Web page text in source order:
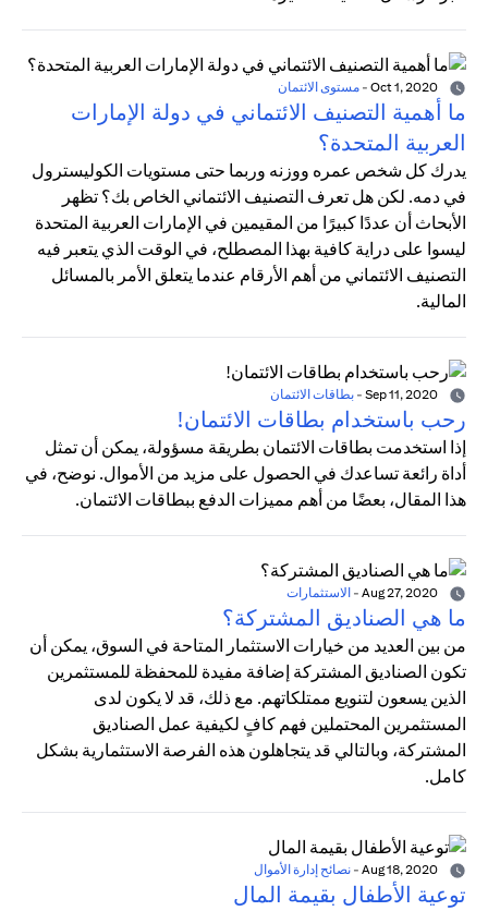
- مستوى الائتمان
ما أهمية التصنيف الائتماني في دولة الإمارات
العربية المتحدة؟
يدرك كل شخص عمره ووزنه وربما حتى مستويات الكوليسترول
في دمه. لكن هل تعرف التصنيف الائتماني الخاص بك؟ تظهر
الأبحاث أن عددًا كبيرًا من المقيمين في الإمارات العربية المتحدة
ليسوا على دراية كافية بهذا المصطلح، في الوقت الذي يتعبر فيه
التصنيف الائتماني من أهم الأرقام عندما يتعلق الأمر بالمسائل
المالية.
- بطاقات الائتمان
رحب باستخدام بطاقات الائتمان!
إذا استخدمت بطاقات الائتمان بطريقة مسؤولة، يمكن أن تمثل
أداة رائعة تساعدك في الحصول على مزيد من الأموال. نوضح، في
هذا المقال، بعضًا من أهم مميزات الدفع ببطاقات الائتمان.
- الاستثمارات
ما هي الصناديق المشتركة؟
من بين العديد من خيارات الاستثمار المتاحة في السوق، يمكن أن
تكون الصناديق المشتركة إضافة مفيدة للمحفظة للمستثمرين
الذين يسعون لتنويع ممتلكاتهم. مع ذلك، قد لا يكون لدى
المستثمرين المحتملين فهم كافٍ لكيفية عمل الصناديق
المشتركة، وبالتالي قد يتجاهلون هذه الفرصة الاستثمارية بشكل
كامل.
- نصائح إدارة الأموال
توعية الأطفال بقيمة المال